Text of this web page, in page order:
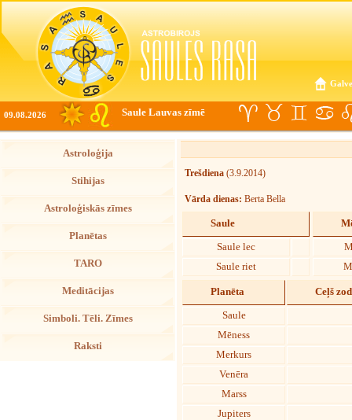
09.08.2026 Saule Lauvas zīmē
Astroloģija
Stihijas
Astroloģiskās zīmes
Planētas
TARO
Meditācijas
Simboli. Tēli. Zīmes
Raksti
Trešdiena (3.9.2014)
Vārda dienas: Berta Bella
Saule
Saule lec
Saule riet
Planēta Ceļš
Saule
Mēness
Merkurs
Venēra
Marss
Jupiters